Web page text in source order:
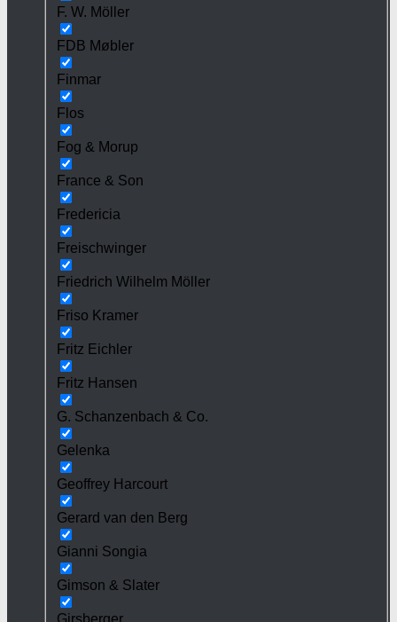
F. W. Möller
FDB Møbler
Finmar
Flos
Fog & Morup
France & Son
Fredericia
Freischwinger
Friedrich Wilhelm Möller
Friso Kramer
Fritz Eichler
Fritz Hansen
G. Schanzenbach & Co.
Gelenka
Geoffrey Harcourt
Gerard van den Berg
Gianni Songia
Gimson & Slater
Girsberger